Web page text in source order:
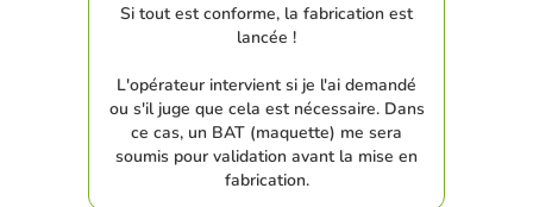
Si tout est conforme, la fabrication est
lancée !
L'opérateur intervient si je l'ai demandé
ou s'il juge que cela est nécessaire. Dans
ce cas, un BAT (maquette) me sera
soumis pour validation avant la mise en
fabrication.